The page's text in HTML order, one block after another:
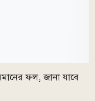
ফল, জানা যাবে